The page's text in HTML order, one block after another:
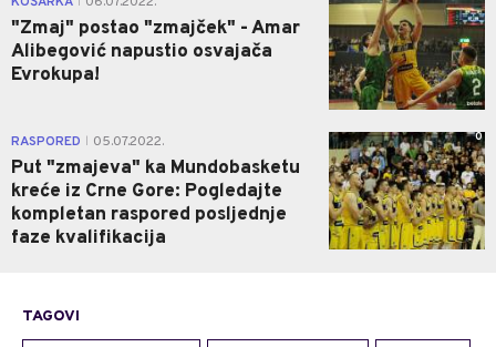
"Zmaj" postao "zmajček" - Amar
Alibegović napustio osvajača
Evrokupa!
RASPORED 05.07.2022.
Put "zmajeva" ka Mundobasketu
kreće iz Crne Gore: Pogledajte
kompletan raspored posljednje
faze kvalifikacija
0
TAGOVI